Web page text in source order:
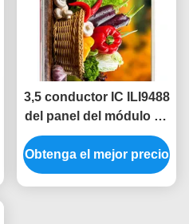
3,5 conductor IC ILI9488
del panel del módulo de
la exhibición de Spi
480x320 TFT del
módulo del Lcd de la
Obtenga el mejor precio